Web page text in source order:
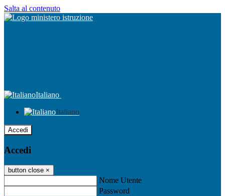
Salta al contenuto
Italiano
Italiano
Accedi
Accedi
button close ×
Nome Utente
Password